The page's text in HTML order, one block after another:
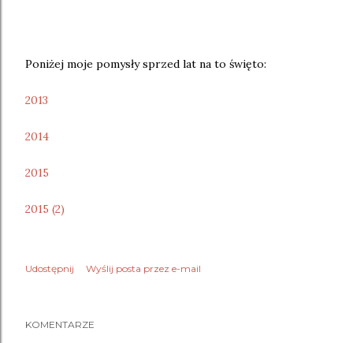
Poniżej moje pomysły sprzed lat na to święto:
2013
2014
2015
2015 (2)
Udostępnij Wyślij posta przez e-mail
KOMENTARZE